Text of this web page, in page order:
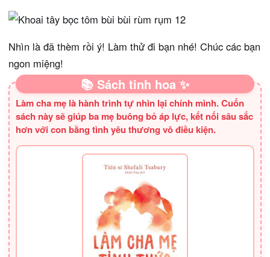
Nhìn là đã thèm rồi ý! Làm thử đi bạn nhé! Chúc các bạn
ngon miệng!
📚 Sách tinh hoa ✨
Làm cha mẹ là hành trình tự nhìn lại chính mình. Cuốn
sách này sẽ giúp ba mẹ buông bỏ áp lực, kết nối sâu sắc
hơn với con bằng tình yêu thương vô điều kiện.